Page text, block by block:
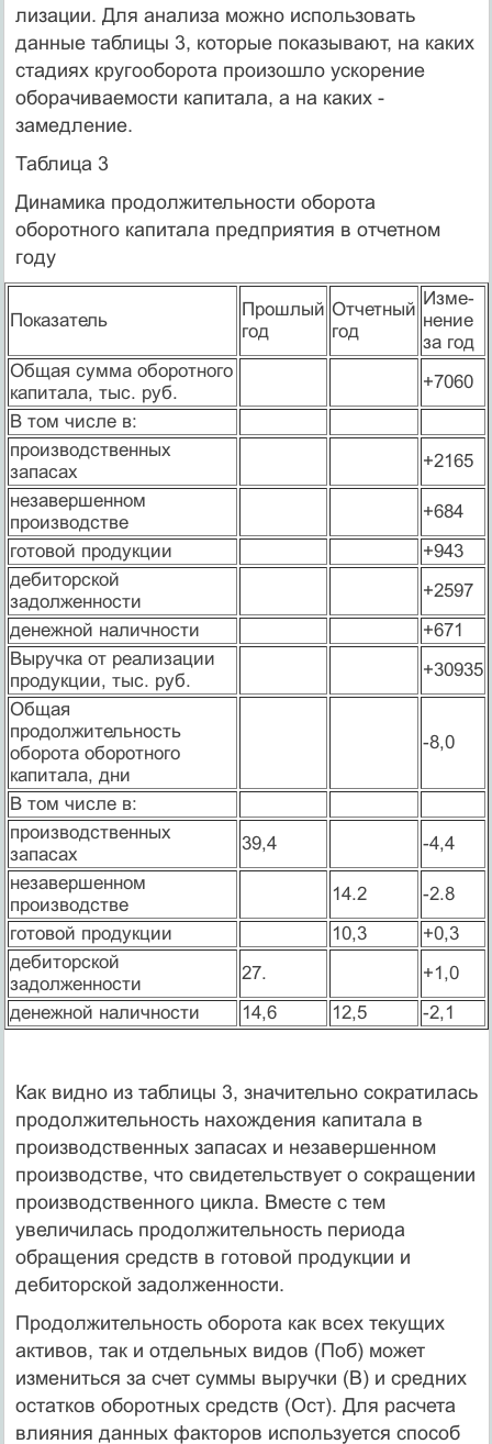
лизации. Для анализа можно использовать
данные таблицы 3, которые показывают, на каких
стадиях кругообо­рота произошло ускорение
оборачиваемости капитала, а на ка­ких -
замедление.
Таблица 3
Динамика продолжительности оборота
оборотного капитала предприятия в отчетном
году
Показатель
Прошлый
год
Отчетный
год
Изме­
нение
за год
Общая сумма оборотного
капитала, тыс. руб.
+7060
В том числе в:
производственных
запасах
+2165
незавершенном
производстве
+684
готовой продукции
+943
дебиторской
задолженности
+2597
денежной наличности
+671
Выручка от реализации
продукции, тыс. руб.
+30935
Общая
продолжительность
оборота оборот­ного
капитала, дни
-8,0
В том числе в:
производственных
запасах
39,4
-4,4
незавершенном
производстве
14.2
-2.8
готовой продукции
10,3
+0,3
дебиторской
задолженности
27.
+1,0
денежной наличности
14,6 12,5 -2,1
Как видно из таблицы 3, значительно сократилась
продолжитель­ность нахождения капитала в
производственных запасах и не­завершенном
производстве, что свидетельствует о сокращении
производственного цикла. Вместе с тем
увеличилась продолжи­тельность периода
обращения средств в готовой продукции и
дебиторской задолженности.
Продолжительность оборота как всех текущих
активов, так и отдельных видов (Поб) может
измениться за счет суммы выручки (В) и средних
остатков оборотных средств (Ост). Для расчета
вли­яния данных факторов используется способ